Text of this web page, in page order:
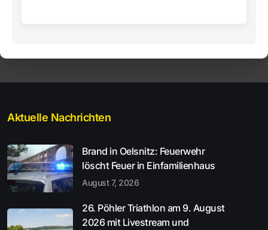
Aktuelle Nachrichten
Brand in Oelsnitz: Feuerwehr
löscht Feuer in Einfamilienhaus
August 7, 2026
26. Pöhler Triathlon am 9. August
2026 mit Livestream und